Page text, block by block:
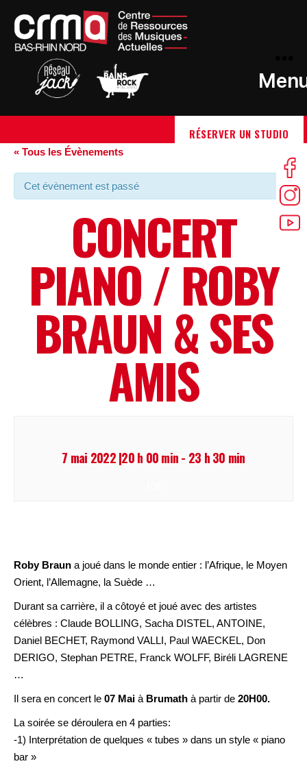
RÉSERVER UN STUDIO
« Tous les Évènements
Cet évènement est passé
CONCERT
PIANO / ROBY
BRAUN & SES
AMIS
7 mai 2022 |20 h 00 min- 23 h 30 min
Roby Braun a joué dans le monde entier : l’Afrique, le Moyen
Orient, l’Allemagne, la Suède …
Durant sa carrière, il a côtoyé et joué avec des artistes
célèbres : Claude BOLLING, Sacha DISTEL, ANTOINE,
Daniel BECHET, Raymond VALLI, Paul WAECKEL, Don
DERIGO, Stephan PETRE, Franck WOLFF, Biréli LAGRENE
…
Il sera en concert le 07 Mai à Brumath à partir de 20H00.
La soirée se déroulera en 4 parties:
-1) Interprétation de quelques « tubes » dans un style « piano
bar »